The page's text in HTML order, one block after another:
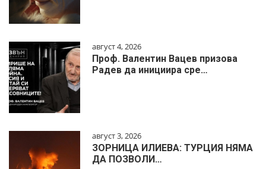
август 4, 2026
Проф. Валентин Вацев призова
Радев да инициира сре…
август 3, 2026
ЗОРНИЦА ИЛИЕВА: ТУРЦИЯ НЯМА
ДА ПОЗВОЛИ…